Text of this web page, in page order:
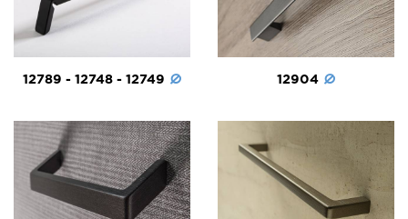
12789 - 12748 - 12749 12904